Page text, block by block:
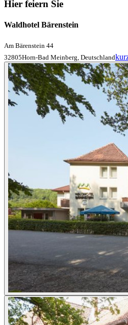
Hier feiern Sie
Waldhotel Bärenstein
Am Bärenstein 44
32805Horn-Bad Meinberg, Deutschland